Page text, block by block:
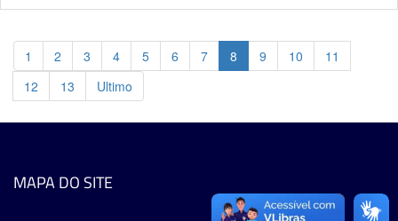
1 2 3 4 5 6 7 8 9 10
11
12
13 Ultimo
MAPA DO SITE